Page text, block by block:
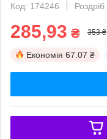
Код: 174246
Роздріб
285,93 ₴ 353 ₴
Економія 67.07 ₴